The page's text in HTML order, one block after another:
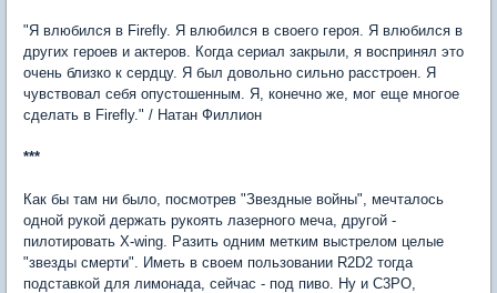
"Я влюбился в Firefly. Я влюбился в своего героя. Я влюбился в
других героев и актеров. Когда сериал закрыли, я воспринял это
очень близко к сердцу. Я был довольно сильно расстроен. Я
чувствовал себя опустошенным. Я, конечно же, мог еще многое
сделать в Firefly." / Натан Филлион
***
Как бы там ни было, посмотрев "Звездные войны", мечталось
одной рукой держать рукоять лазерного меча, другой -
пилотировать X-wing. Разить одним метким выстрелом целые
"звезды смерти". Иметь в своем пользовании R2D2 тогда
подставкой для лимонада, сейчас - под пиво. Ну и C3PO,